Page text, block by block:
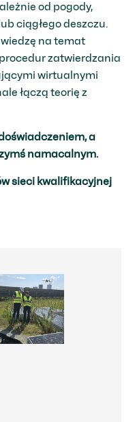
od pogody,
ciągłego deszczu.
na temat
zatwierdzania
wirtualnymi
łączą teorię z
a
namacalnym.
sieci kwalifikacyjnej